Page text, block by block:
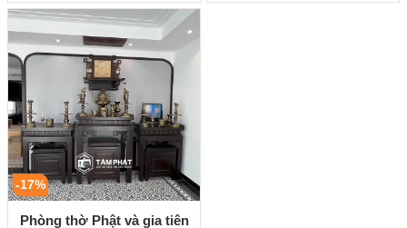
0
5
-17%
Phòng thờ Phật và gia tiên